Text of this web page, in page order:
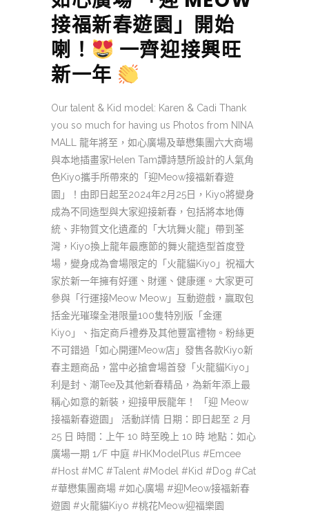
接福新春遊園」開始
喇！
一齊迎接興旺
新一年
Our talent & Kid model: Karen & Cadi Thank
you so much for having us Photos from NINA
MALL 龍年將至，如心廣場及華懋集團六大商場
與本地插畫家Helen Tam譚詩慧所設計的人氣角
色Kiyo攜手所帶來的「迎Meow接福新春遊
園」！由即日起至2024年2月25日，Kiyo將變身
成為不同造型與大家迎接新春，包括將本地傳
統、非物質文化遺產的「大坑舞火龍」帶到荃
灣，Kiyo換上龍年最應節的舞火龍造型首度登
場，變身成為會場限定的「火龍貓Kiyo」祝福大
家於新一年擁有好運、財運、健康運。大家更可
參與「行運接Meow Meow」互動遊戲，贏取包
括金光璀璨全港限量100隻特別版「金運
Kiyo」、指定商戶禮券及其他豐富禮物。粉絲更
不可錯過「如心開運Meow店」發售各款Kiyo新
春主題商品，當中必搶會場首發「火龍貓Kiyo」
利是封、潮Tee及其他新春精品，為新年添上最
稱心如意的新裝，迎接甲辰龍年！ 「迎 Meow
接福新春遊園」 活動詳情 日期：即日起至 2 月
25 日 時間：上午 10 時至晚上 10 時 地點：如心
廣場一期 1/F 中庭 #HKModelPlus #Emcee
#Host #MC #Talent #Model #Kid #Dog #Cat
#華懋集團商場 #如心廣場 #迎Meow接福新春
遊園 #火龍貓Kiyo #桃花Meow迎福樂園